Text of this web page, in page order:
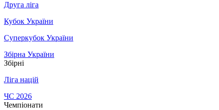
Друга ліга
Кубок України
Суперкубок України
Збірна України
Збірні
Ліга націй
ЧС 2026
Чемпіонати